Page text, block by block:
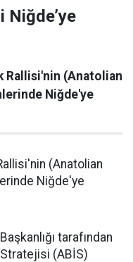
Rallisi'nin (Anatolian
Niğde'ye
(Anatolian
Niğde'ye
tarafından
(ABİS)